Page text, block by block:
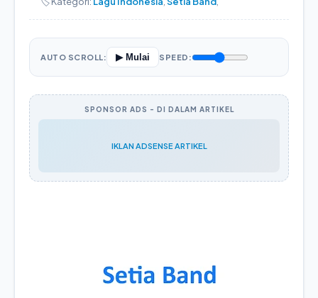
AUTO SCROLL: ▶ Mulai SPEED:
SPONSOR ADS - DI DALAM ARTIKEL
IKLAN ADSENSE ARTIKEL